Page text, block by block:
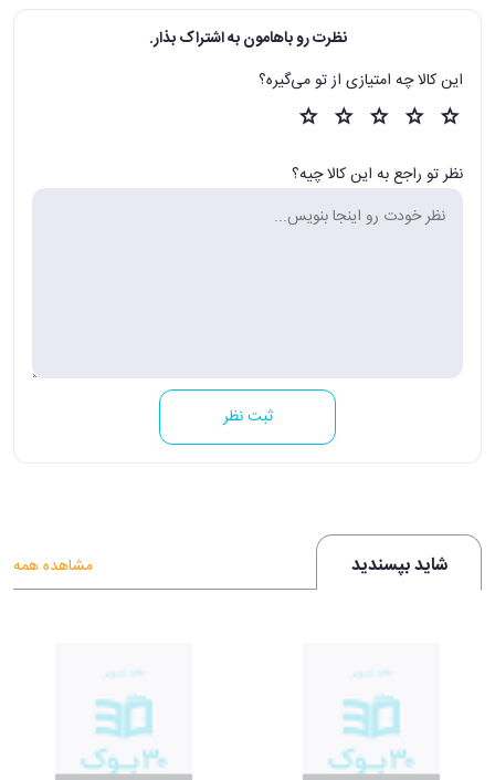
نظرت رو باهامون به اشتراک بذار.
این کالا چه امتیازی از تو می‌گیره؟
نظر تو راجع به این کالا چیه؟
ثبت نظر
شاید بپسندید مشاهده همه